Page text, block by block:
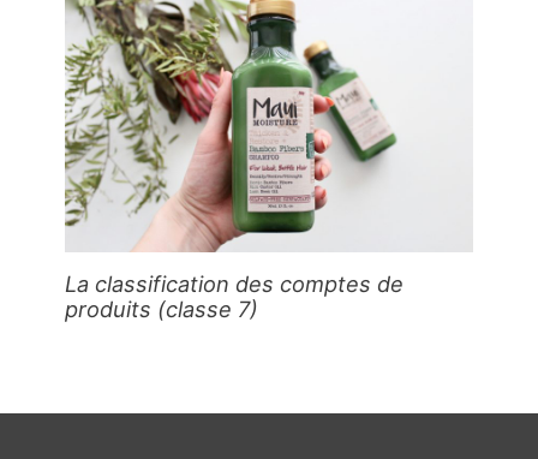
La classification des comptes de
produits (classe 7)